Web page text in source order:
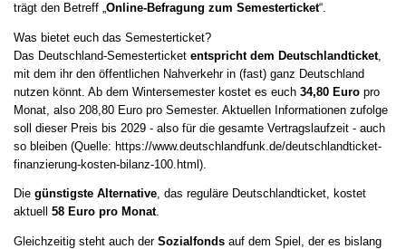
trägt den Betreff „Online-Befragung zum Semesterticket“.
Was bietet euch das Semesterticket?
Das Deutschland-Semesterticket entspricht dem Deutschlandticket,
mit dem ihr den öffentlichen Nahverkehr in (fast) ganz Deutschland
nutzen könnt. Ab dem Wintersemester kostet es euch 34,80 Euro pro
Monat, also 208,80 Euro pro Semester. Aktuellen Informationen zufolge
soll dieser Preis bis 2029 - also für die gesamte Vertragslaufzeit - auch
so bleiben (Quelle: https://www.deutschlandfunk.de/deutschlandticket-
finanzierung-kosten-bilanz-100.html).
Die günstigste Alternative, das reguläre Deutschlandticket, kostet
aktuell 58 Euro pro Monat.
Gleichzeitig steht auch der Sozialfonds auf dem Spiel, der es bislang